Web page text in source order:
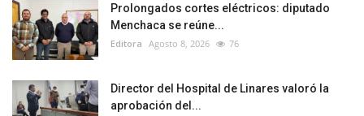
Prolongados cortes eléctricos: diputado
Menchaca se reúne...
Editora Agosto 8, 2026 76
Director del Hospital de Linares valoró la
aprobación del...